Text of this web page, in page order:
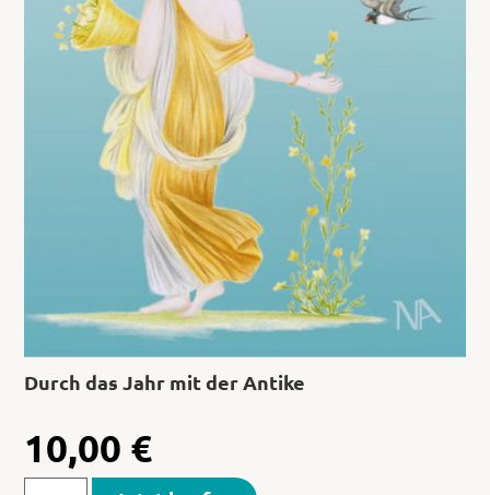
Durch das Jahr mit der Antike
10,00 €